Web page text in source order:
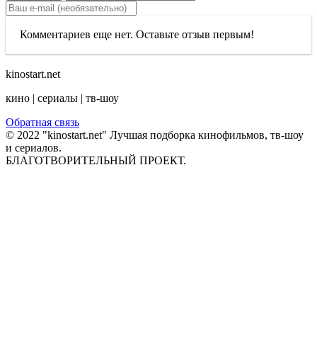
Комментариев еще нет. Оставьте отзыв первым!
kinostart.net
кино | сериалы | тв-шоу
Обратная связь
© 2022 "kinostart.net" Лучшая подборка кинофильмов, тв-шоу
и сериалов.
БЛАГОТВОРИТЕЛЬНЫЙ ПРОЕКТ.